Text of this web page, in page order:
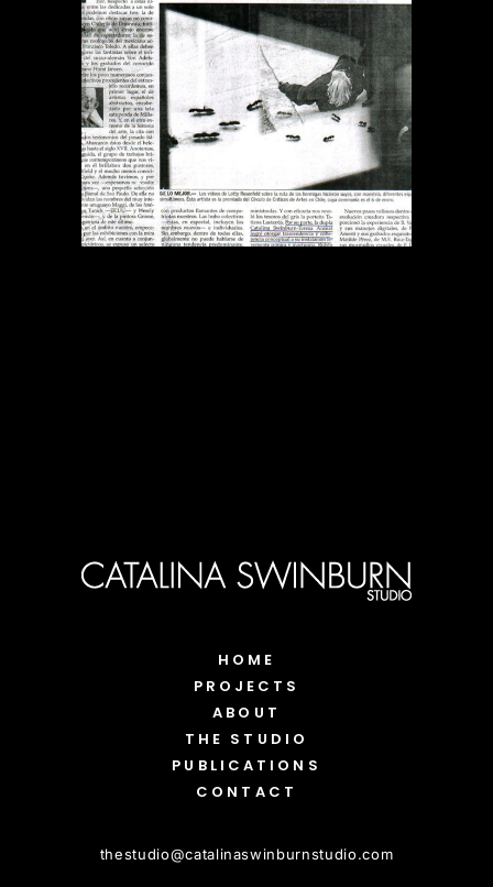
DIARIO EL MERCURIO
MIRANDO EL 2002
Publications
HOME
PROJECTS
ABOUT
THE STUDIO
PUBLICATIONS
CONTACT
thestudio@catalinaswinburnstudio.com